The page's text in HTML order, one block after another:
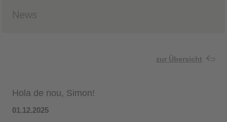
News
zur Übersicht
Hola de nou, Simon!
01.12.2025